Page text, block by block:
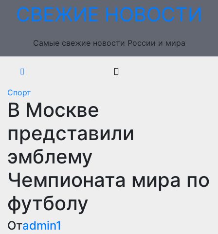
ПерейтиСВЕЖИЕ НОВОСТИ
Самые свежие новости России и мира
Спорт
В Москве
представили
эмблему
Чемпионата мира по
футболу
Отadmin1